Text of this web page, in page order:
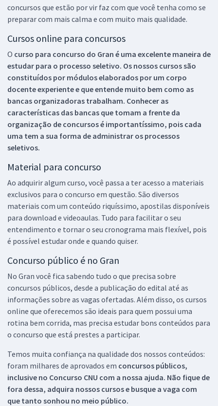
concursos que estão por vir faz com que você tenha como se
preparar com mais calma e com muito mais qualidade.
Cursos online para concursos
O curso para concurso do Gran é uma excelente maneira de
estudar para o processo seletivo. Os nossos cursos são
constituídos por módulos elaborados por um corpo
docente experiente e que entende muito bem como as
bancas organizadoras trabalham. Conhecer as
características das bancas que tomam a frente da
organização de concursos é importantíssimo, pois cada
uma tem a sua forma de administrar os processos
seletivos.
Material para concurso
Ao adquirir algum curso, você passa a ter acesso a materiais
exclusivos para o concurso em questão. São diversos
materiais com um conteúdo riquíssimo, apostilas disponíveis
para download e videoaulas. Tudo para facilitar o seu
entendimento e tornar o seu cronograma mais flexível, pois
é possível estudar onde e quando quiser.
Concurso público é no Gran
No Gran você fica sabendo tudo o que precisa sobre
concursos públicos, desde a publicação do edital até as
informações sobre as vagas ofertadas. Além disso, os cursos
online que oferecemos são ideais para quem possui uma
rotina bem corrida, mas precisa estudar bons conteúdos para
o concurso que está prestes a participar.
Temos muita confiança na qualidade dos nossos conteúdos:
foram milhares de aprovados em concursos públicos,
inclusive no Concurso CNU com a nossa ajuda. Não fique de
fora dessa, adquira nossos cursos e busque a vaga com
que tanto sonhou no meio público.